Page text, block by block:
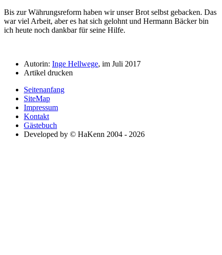
Bis zur Währungsreform haben wir unser Brot selbst gebacken. Das
war viel Arbeit, aber es hat sich gelohnt und Hermann Bäcker bin
ich heute noch dankbar für seine Hilfe.
Autorin: Inge Hellwege, im Juli 2017
Artikel drucken
Seitenanfang
SiteMap
Impressum
Kontakt
Gästebuch
Developed by © HaKenn 2004 - 2026